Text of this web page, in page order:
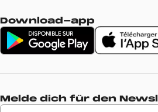
Download-app
Melde dich für den